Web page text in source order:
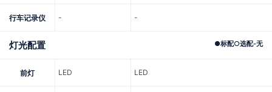
行车记录仪 - -
灯光配置 ●标配○选配-无
前灯 LED LED